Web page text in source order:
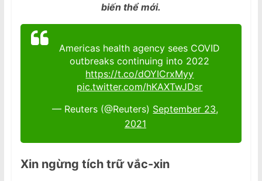
biến thể mới.
Americas health agency sees COVID
outbreaks continuing into 2022
https://t.co/dOYICrxMyy
pic.twitter.com/hKAXTwJDsr
— Reuters (@Reuters) September 23,
2021
Xin ngừng tích trữ vắc-xin